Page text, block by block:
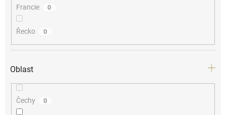
Francie 0
Řecko 0
Oblast
Čechy 0